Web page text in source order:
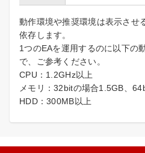
動作環境や推奨環境は表示させ
依存します。
1つのEAを運用するのに以下の
で、ご参考ください。
CPU：1.2GHz以上
メモリ：32bitの場合1.5GB、
HDD：300MB以上